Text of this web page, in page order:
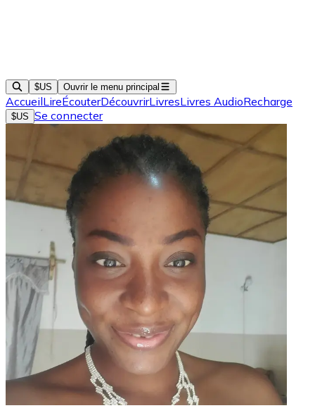
$US Ouvrir le menu principal
AccueilLireÉcouterDécouvrirLivresLivres AudioRecharge
$US Se connecter